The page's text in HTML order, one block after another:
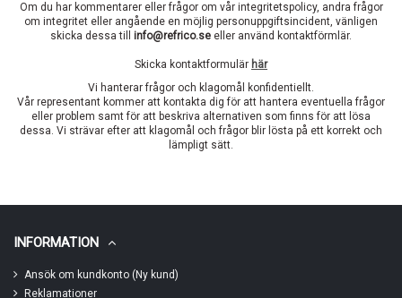
Om du har kommentarer eller frågor om vår integritetspolicy, andra frågor
om integritet eller angående en möjlig personuppgiftsincident, vänligen
skicka dessa till info@refrico.se eller använd kontaktförmlär.
Skicka kontaktformulär här
Vi hanterar frågor och klagomål konfidentiellt.
Vår representant kommer att kontakta dig för att hantera eventuella frågor
eller problem samt för att beskriva alternativen som finns för att lösa
dessa. Vi strävar efter att klagomål och frågor blir lösta på ett korrekt och
lämpligt sätt.
INFORMATION
Ansök om kundkonto (Ny kund)
Reklamationer